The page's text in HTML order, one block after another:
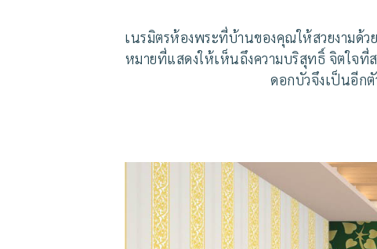
เนรมิตรห้องพระที่บ้านของคุณให้สวยงามด้
หมายที่แสดงให้เห็นถึงความบริสุทธิ์ จิตใจที่
ดอกบัวจึงเป็นอีก